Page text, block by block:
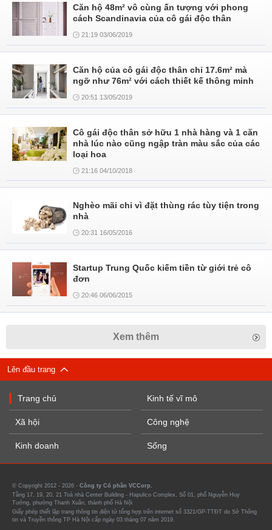
Căn hộ 48m² vô cùng ấn tượng với phong
cách Scandinavia của cô gái độc thân
21:19 03/06/2019
Căn hộ của cô gái độc thân chỉ 17.6m² mà
ngỡ như 76m² với cách thiết kế thông minh
20:51 13/05/2019
Cô gái độc thân sở hữu 1 nhà hàng và 1 căn
nhà lúc nào cũng ngập tràn màu sắc của các
loại hoa
21:16 04/10/2018
Nghèo mãi chỉ vì đặt thùng rác tùy tiện trong
nhà
20:31 16/05/2016
Startup Trung Quốc kiếm tiền từ giới trẻ cô
đơn
20:46 06/06/2015
Xem thêm
Lên đầu trang
Trang chủ
Xã hội
Kinh doanh
Kinh tế vĩ mô
Công nghệ
Sống
© Copyright 2012 - 2026 - Công ty Cổ phần VCCorp.
Tầng 17, 19, 20, 21 Toà nhà Center Building - Hapulico Complex, Số 01, phố Nguyễn Huy
Tưởng, phường Thanh Xuân, thành phố Hà Nội
Giấy phép thiết lập trang thông tin điện tử tổng hợp trên internet số 3321/GP-TTĐT do Sở Thông
tin và Truyền thông TP Hà Nội cấp ngày 03 tháng 07 năm 2019.